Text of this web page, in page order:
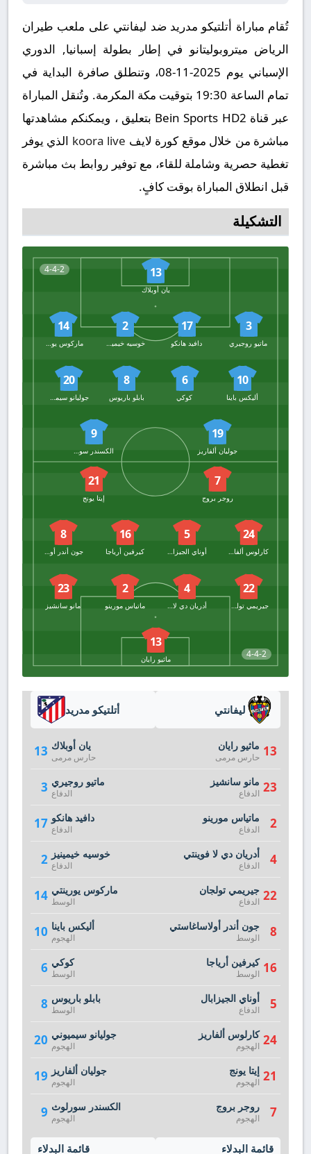
تُقام مباراة أتلتيكو مدريد ضد ليفانتي على ملعب طيران
الرياض ميتروبوليتانو في إطار بطولة إسبانيا, الدوري
الإسباني يوم 2025-11-08، وتنطلق صافرة البداية في
تمام الساعة 19:30 بتوقيت مكة المكرمة. وتُنقل المباراة
عبر قناة Bein Sports HD2 بتعليق ، ويمكنكم مشاهدتها
مباشرة من خلال موقع كورة لايف koora live الذي يوفر
تغطية حصرية وشاملة للقاء، مع توفير روابط بث مباشرة
قبل انطلاق المباراة بوقت كافٍ.
التشكيلة
4-4-2 13
يان أوبلاك
3
ماتيو روجيري
17
دافيد هانكو
2
خوسيه خيمينيز
14
ماركوس يورينتي
10
أليكس باينا
6
كوكي
8
بابلو باريوس
20
19
جوليان ألفاريز
9
الكسندر سورلوث
4-4-2
7
روجر بروج
21
إيتا يونج
24
كارلوس ألفاريز
5
أوناي الجيزابال
16
كيرفين أرياجا
8
جون أندر أولاساغاستي
22
4
2
ماتياس مورينو
23
مانو سانشيز
13
ماثيو رايان
أتلتيكو مدريد
13 يان أوبلاك
حارس مرمى
3 ماتيو روجيري
الدفاع
17 دافيد هانكو
الدفاع
2 خوسيه خيمينيز
الدفاع
14 ماركوس يورينتي
الوسط
10 أليكس باينا
الهجوم
6 كوكي
الوسط
8 بابلو باريوس
الوسط
20 جوليانو سيميوني
الهجوم
19 جوليان ألفاريز
الهجوم
9 الكسندر سورلوث
الهجوم
قائمة البدلاء
ليفانتي
13 ماثيو رايان
حارس مرمى
23 مانو سانشيز
الدفاع
2 ماتياس مورينو
الدفاع
4 أدريان دي لا فوينتي
الدفاع
22 جيريمي تولجان
الدفاع
8 جون أندر أولاساغاستي
الوسط
16 كيرفين أرياجا
الوسط
5 أوناي الجيزابال
الدفاع
24 كارلوس ألفاريز
الهجوم
21 إيتا يونج
الهجوم
7 روجر بروج
الهجوم
قائمة البدلاء